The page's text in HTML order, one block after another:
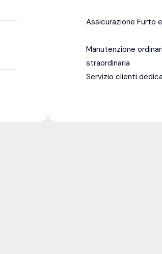
Assicurazione Furto
Manutenzione
straordinaria
Servizio clienti